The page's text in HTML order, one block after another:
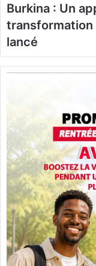
Burkina : Un
lancé